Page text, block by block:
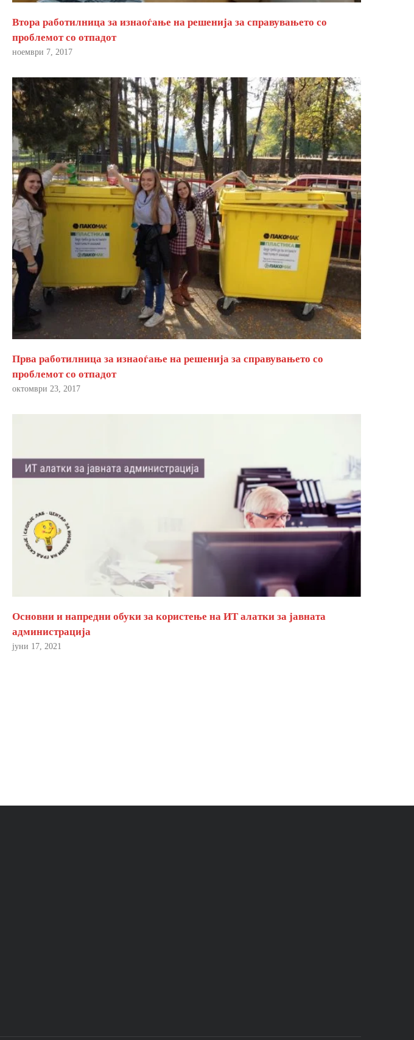
Втора работилница за изнаоѓање на решенија за справувањето со
проблемот со отпадот
ноември 7, 2017
Прва работилница за изнаоѓање на решенија за справувањето со
проблемот со отпадот
октомври 23, 2017
Основни и напредни обуки за користење на ИТ алатки за јавната
администрација
јуни 17, 2021